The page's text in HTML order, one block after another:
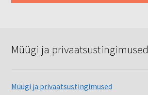
Müügi ja privaatsustingimused
Müügi ja privaatsustingimused